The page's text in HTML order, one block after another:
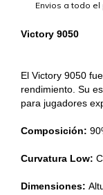
Envios a todo el
Victory 9050
El Victory 9050
rendimiento. Su
para jugadores
Composición:
Curvatura Low:
Dimensiones: